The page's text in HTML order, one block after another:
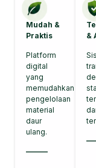
Mudah &
Praktis
Platform
digital
yang
memudahkan
pengelolaan
material
daur
ulang.
———
&